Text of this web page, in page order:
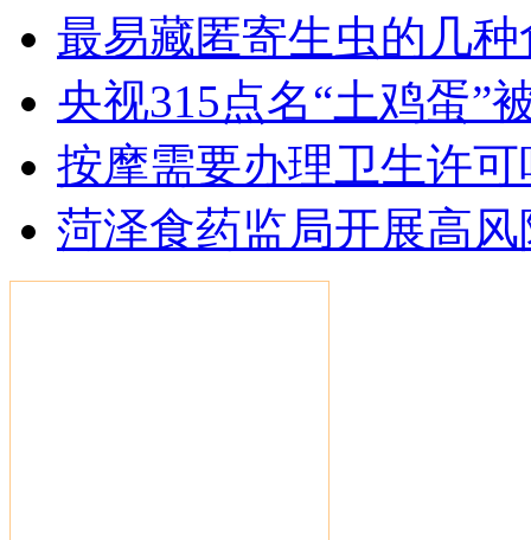
最易藏匿寄生虫的几种
央视315点名“土鸡蛋”
按摩需要办理卫生许
菏泽食药监局开展高